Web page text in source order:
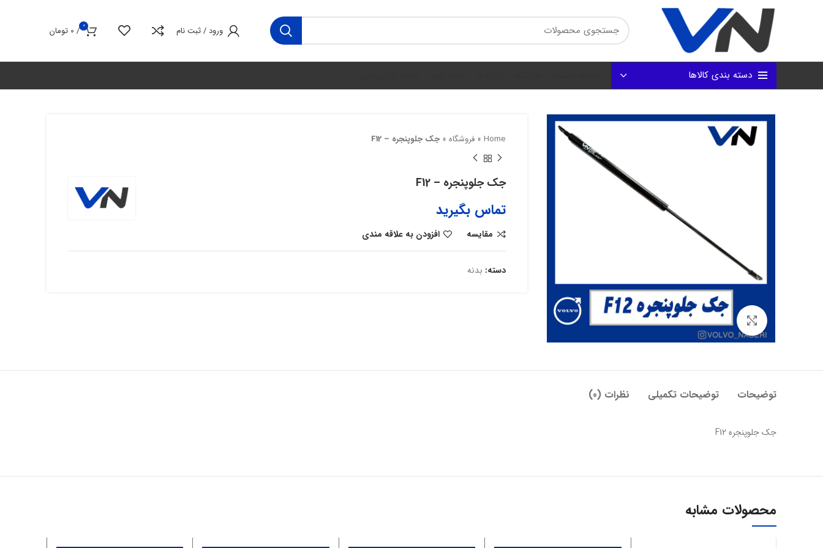
ورود / ثبت نام 0
/
0 تومان
دسته بندی کالاها
بزرگنمایی تصویر
Home
»فروشگاه »جک جلوپنجره – F12
جک جلوپنجره – F12
تماس بگیرید
مقایسه افزودن به علاقه مندی
دسته: بدنه
توضیحات توضیحات تکمیلی نظرات (0)
جک جلوپنجره F12
محصولات مشابه